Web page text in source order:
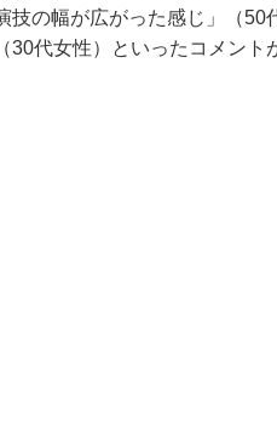
技の幅が広がった感じ」（
30代女性）といったコメント